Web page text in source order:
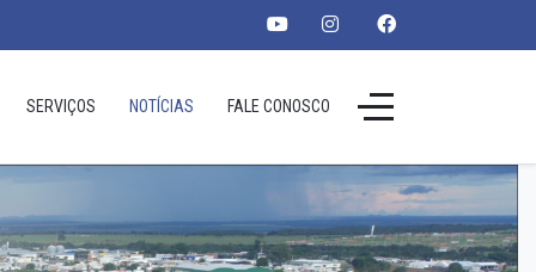
SERVIÇOS NOTÍCIAS FALE CONOSCO